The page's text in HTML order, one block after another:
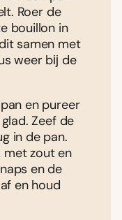
Roer de
bouillon in
samen met
weer bĳ de
en pureer
Zeef de
in de pan.
met zout en
en de
en houd